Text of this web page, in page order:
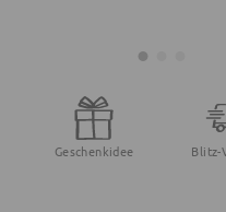
Geschenkidee Blitz-